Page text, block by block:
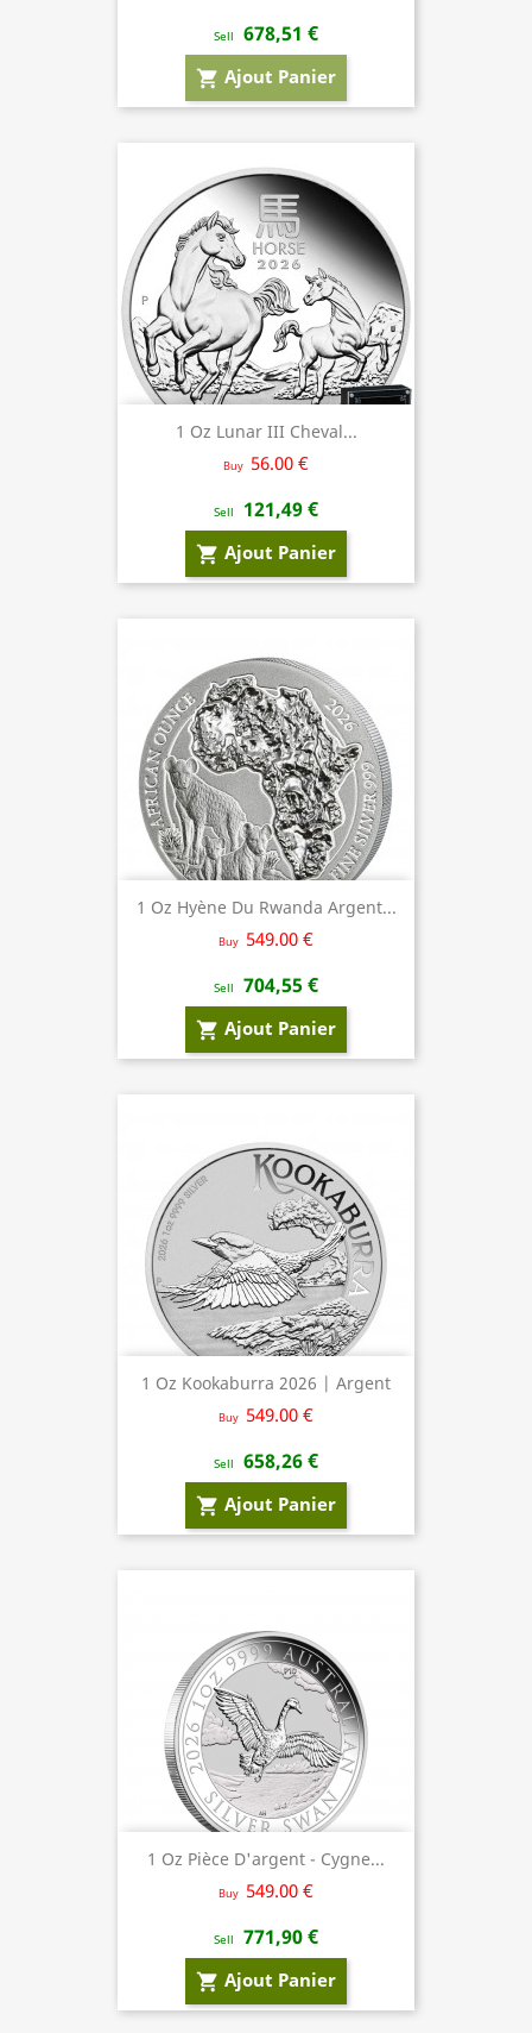
Sell 678,51 €
shopping_cart Ajout Panier
1 Oz Lunar III Cheval...
Buy 56.00 €
Sell 121,49 €
shopping_cart Ajout Panier
1 Oz Hyène Du Rwanda Argent...
Buy 549.00 €
Sell 704,55 €
shopping_cart Ajout Panier
1 Oz Kookaburra 2026 | Argent
Buy 549.00 €
Sell 658,26 €
shopping_cart Ajout Panier
1 Oz Pièce D'argent - Cygne...
Buy 549.00 €
Sell 771,90 €
shopping_cart Ajout Panier